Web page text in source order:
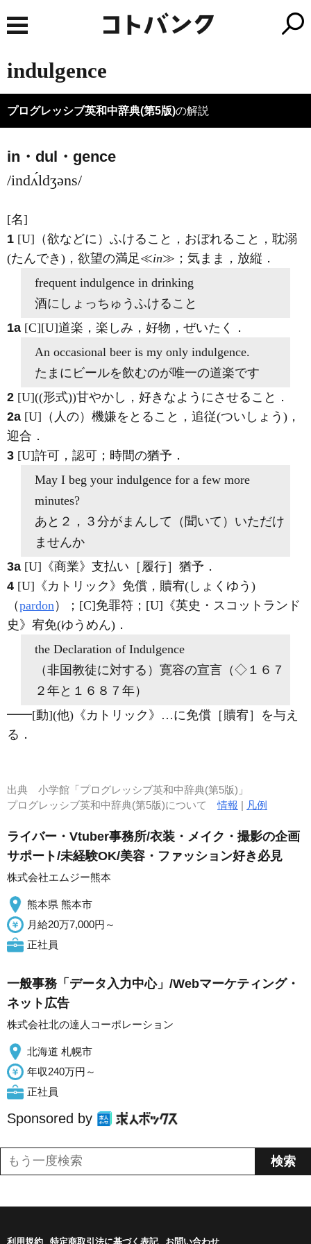
indulgence
プログレッシブ英和中辞典(第5版)の解説
in・dul・gence
/indʌ́ldʒəns/
[名]
1 [U] （欲などに）ふけること，おぼれること，耽溺
(たんでき) ，欲望の満足≪in≫；気まま，放縦 ．
frequent indulgence in drinking
酒にしょっちゅうふけること
1a [C][U]道楽，楽しみ，好物，ぜいたく
．
An occasional beer is my only indulgence.
たまにビールを飲むのが唯一の道楽です
2 [U]((形式))甘やかし，好きなようにさせること ．
2a [U] （人の）機嫌をとること，追従(ついしょう) ，
迎合 ．
3 [U]許可，認可；時間の猶予 ．
May I beg your indulgence for a few more
minutes?
あと２，３分がまんして（聞いて）いただけ
ませんか
3a [U] 《商業》 支払い［履行］猶予 ．
4 [U] 《カトリック》 免償，贖宥(しょくゆう)
（pardon）； [C]免罪符； [U] 《英史・スコットランド
史》 宥免(ゆうめん) ．
the Declaration of Indulgence
（非国教徒に対する）寛容の宣言（◇１６７
２年と１６８７年）
━━[動](他) 《カトリック》 …に免償［贖宥］を与え
る ．
出典 小学館「プログレッシブ英和中辞典(第5版)」
プログレッシブ英和中辞典(第5版)について情報 | 凡例
ライバー・Vtuber事務所/衣装・メイク・撮影の企画
サポート/未経験OK/美容・ファッション好き必見
株式会社エムジー熊本
熊本県 熊本市
月給20万7,000円～
正社員
一般事務「データ入力中心」/Webマーケティング・
ネット広告
株式会社北の達人コーポレーション
北海道 札幌市
年収240万円～
正社員
Sponsored by
利用規約 特定商取引法に基づく表記 お問い合わせ